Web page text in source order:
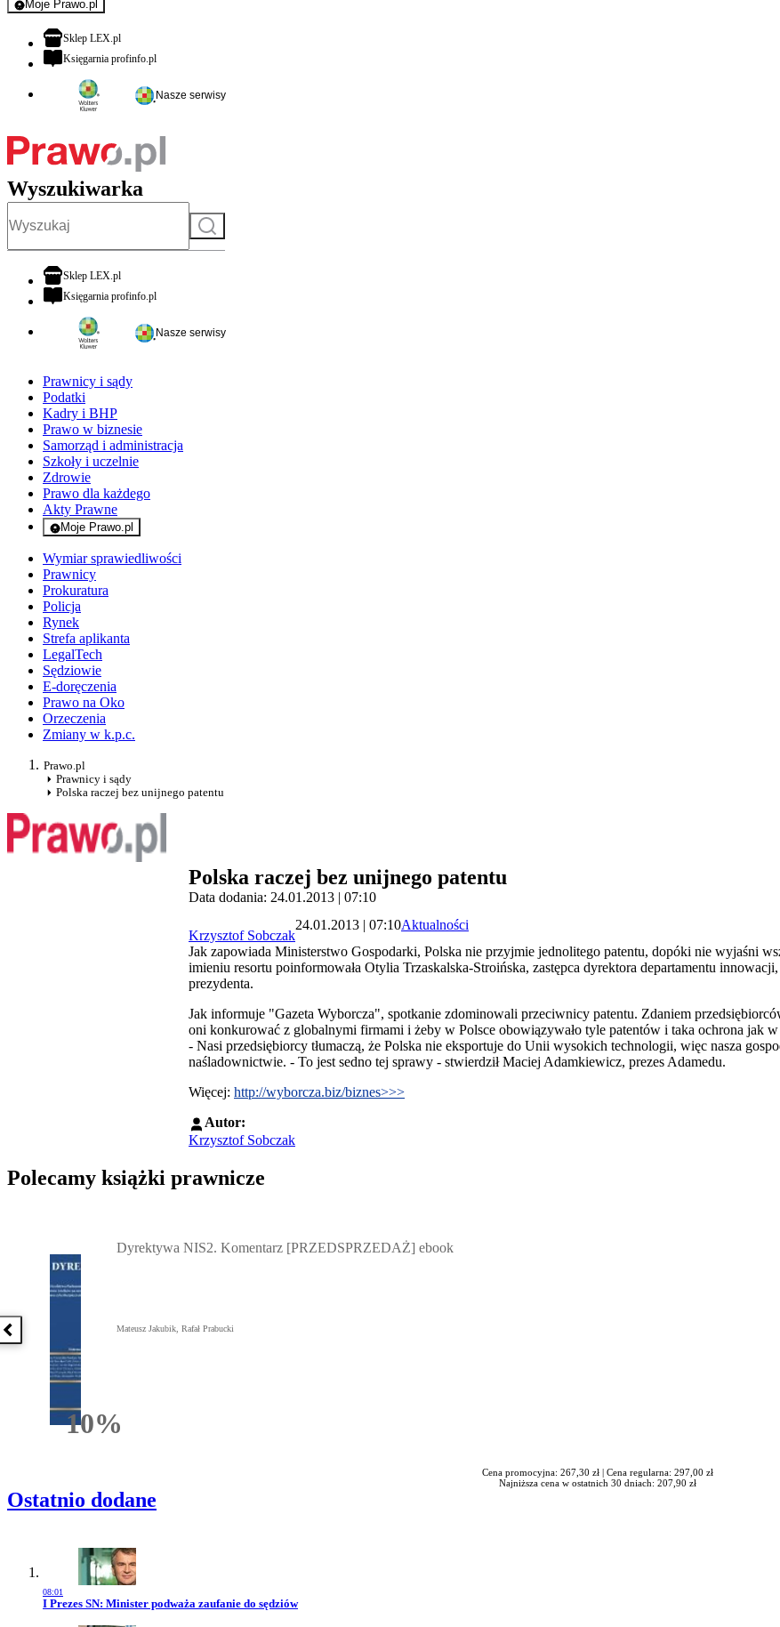
Moje Prawo.pl
- rejestracja i logowanie do serwisu
Sklep LEX.plotwiera się w nowej karcie
Księgarnia profinfo.plotwiera się w nowej karcie
Nasze serwisy
Wyszukiwarka
Szukaj
Sklep LEX.plotwiera się w nowej karcie
Księgarnia profinfo.plotwiera się w nowej karcie
Nasze serwisy
Prawnicy i sądy
Podatki
Kadry i BHP
Prawo w biznesie
Samorząd i administracja
Szkoły i uczelnie
Zdrowie
Prawo dla każdego
Akty Prawne
Moje Prawo.pl
- rejestracja i logowanie do serwisu
Wymiar sprawiedliwości
Prawnicy
Prokuratura
Policja
Rynek
Strefa aplikanta
LegalTech
Sędziowie
E-doręczenia
Prawo na Oko
Orzeczenia
Zmiany w k.p.c.
Prawo.pl
Prawnicy i sądy
Polska raczej bez unijnego patentu
Polska raczej bez unijnego patentu
Data dodania: 24.01.2013 | 07:10
Krzysztof Sobczak
24.01.2013 | 07:10Aktualności
Jak zapowiada Ministerstwo Gospodarki, Polska nie przyjmie jednolitego patentu, dopóki nie wyjaśni
imieniu resortu poinformowała Otylia Trzaskalska-Stroińska, zastępca dyrektora departamentu
prezydenta.
Jak informuje "Gazeta Wyborcza", spotkanie zdominowali przeciwnicy patentu. Zdaniem
oni konkurować z globalnymi firmami i żeby w Polsce obowiązywało tyle patentów i taka ochrona jak
- Nasi przedsiębiorcy tłumaczą, że Polska nie eksportuje do Unii wysokich technologii, więc nasza
naśladownictwie. - To jest sedno tej sprawy - stwierdził Maciej Adamkiewicz, prezes Adamedu.
Więcej: http://wyborcza.biz/biznes>>>
Autor:
Krzysztof Sobczak
Polecamy książki prawnicze
Poprzednia książka
10%Rabatu
Dyrektywa NIS2. Komentarz [PRZEDSPRZEDAŻ] ebook
Mateusz Jakubik, Rafał Prabucki
Cena promocyjna: 267,30 zł | Cena regularna: 297,00 zł
Najniższa cena w ostatnich 30 dniach: 207,90 zł
Ostatnio dodane
08:01
Przejdź do artykułu:
I Prezes SN: Minister podważa zaufanie do sędziów